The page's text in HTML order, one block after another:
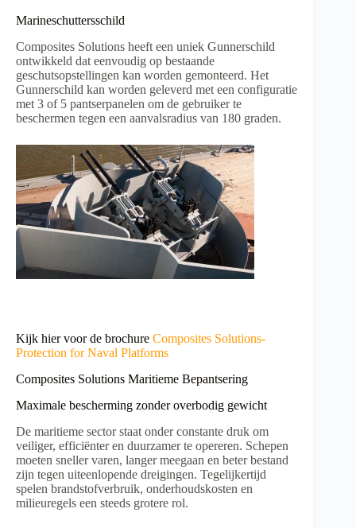
Marineschuttersschild
Composites Solutions heeft een uniek Gunnerschild
ontwikkeld dat eenvoudig op bestaande
geschutsopstellingen kan worden gemonteerd. Het
Gunnerschild kan worden geleverd met een configuratie
met 3 of 5 pantserpanelen om de gebruiker te
beschermen tegen een aanvalsradius van 180 graden.
Kijk hier voor de brochure Composites Solutions-
Protection for Naval Platforms
Composites Solutions Maritieme Bepantsering
Maximale bescherming zonder overbodig gewicht
De maritieme sector staat onder constante druk om
veiliger, efficiënter en duurzamer te opereren. Schepen
moeten sneller varen, langer meegaan en beter bestand
zijn tegen uiteenlopende dreigingen. Tegelijkertijd
spelen brandstofverbruik, onderhoudskosten en
milieuregels een steeds grotere rol.